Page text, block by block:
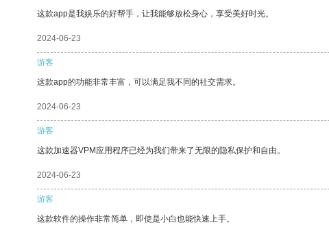
这款app是我娱乐的好帮手，让我能够放松身心，享受美好时光。
2024-06-23
游客
这款app的功能非常丰富，可以满足我不同的社交需求。
2024-06-23
游客
这款加速器VPM应用程序已经为我们带来了无限的隐私保护和自由。
2024-06-23
游客
这款软件的操作非常简单，即使是小白也能快速上手。